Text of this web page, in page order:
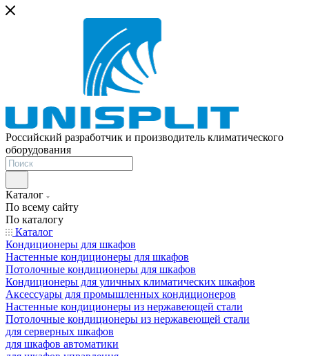
Российский разработчик и производитель климатического
оборудования
Каталог
По всему сайту
По каталогу
Каталог
Кондиционеры для шкафов
Настенные кондиционеры для шкафов
Потолочные кондиционеры для шкафов
Кондиционеры для уличных климатических шкафов
Аксессуары для промышленных кондиционеров
Настенные кондиционеры из нержавеющей стали
Потолочные кондиционеры из нержавеющей стали
для серверных шкафов
для шкафов автоматики